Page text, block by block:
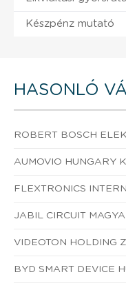
Készpénz mutató
HASONLÓ
ROBERT BOSCH
AUMOVIO HUNGARY
FLEXTRONICS
JABIL CIRCUIT
VIDEOTON HOLDING
BYD SMART DEVICE